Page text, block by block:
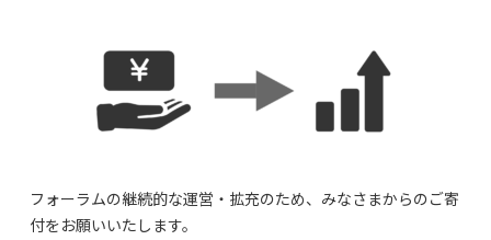
フォーラムの継続的な運営・拡充のため、みなさまからのご寄
付をお願いいたします。